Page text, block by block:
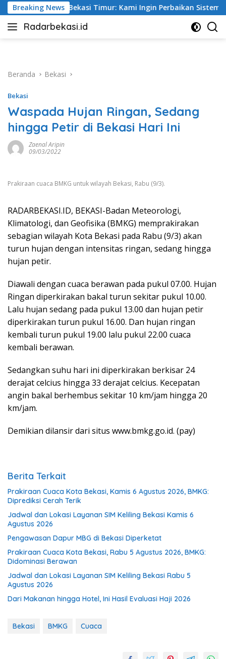
Langsung
ke
konten
Breaking News
Kami Ingin Perbaikan Sistem Keselamatan Lebih Dulu
Radarbekasi.id
Berita
Beranda
Bekasi
Bekasi
Waspada Hujan Ringan, Sedang
hingga Petir di Bekasi Hari Ini
Zaenal Aripin
09/03/2022
Prakiraan cuaca BMKG untuk wilayah Bekasi, Rabu (9/3).
RADARBEKASI.ID, BEKASI-Badan Meteorologi,
Klimatologi, dan Geofisika (BMKG) memprakirakan
sebagian wilayah Kota Bekasi pada Rabu (9/3) akan
turun hujan dengan intensitas ringan, sedang hingga
hujan petir.
Diawali dengan cuaca berawan pada pukul 07.00. Hujan
Ringan diperkirakan bakal turun sekitar pukul 10.00.
Lalu hujan sedang pada pukul 13.00 dan hujan petir
diperkirakan turun pukul 16.00. Dan hujan ringan
kembali turun pukul 19.00 lalu pukul 22.00 cuaca
kembali berawan.
Sedangkan suhu hari ini diperkirakan berkisar 24
derajat celcius hingga 33 derajat celcius. Kecepatan
angin bakal berhembus sekitar 10 km/jam hingga 20
km/jam.
Demikian dilansir dari situs www.bmkg.go.id. (pay)
Berita Terkait
Prakiraan Cuaca Kota Bekasi, Kamis 6 Agustus 2026, BMKG:
Diprediksi Cerah Terik
Jadwal dan Lokasi Layanan SIM Keliling Bekasi Kamis 6
Agustus 2026
Pengawasan Dapur MBG di Bekasi Diperketat
Prakiraan Cuaca Kota Bekasi, Rabu 5 Agustus 2026, BMKG:
Didominasi Berawan
Jadwal dan Lokasi Layanan SIM Keliling Bekasi Rabu 5
Agustus 2026
Dari Makanan hingga Hotel, Ini Hasil Evaluasi Haji 2026
Bekasi BMKG Cuaca